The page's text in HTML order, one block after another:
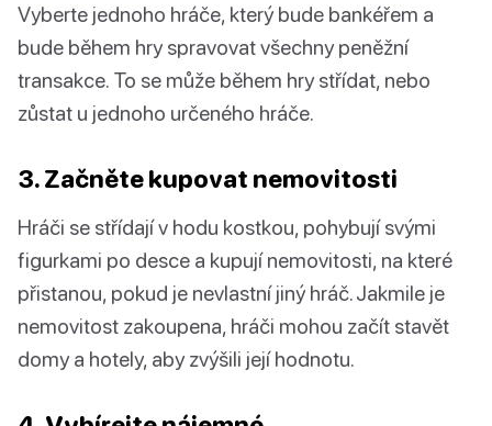
Vyberte jednoho hráče, který bude bankéřem a
bude během hry spravovat všechny peněžní
transakce. To se může během hry střídat, nebo
zůstat u jednoho určeného hráče.
3. Začněte kupovat nemovitosti
Hráči se střídají v hodu kostkou, pohybují svými
figurkami po desce a kupují nemovitosti, na které
přistanou, pokud je nevlastní jiný hráč. Jakmile je
nemovitost zakoupena, hráči mohou začít stavět
domy a hotely, aby zvýšili její hodnotu.